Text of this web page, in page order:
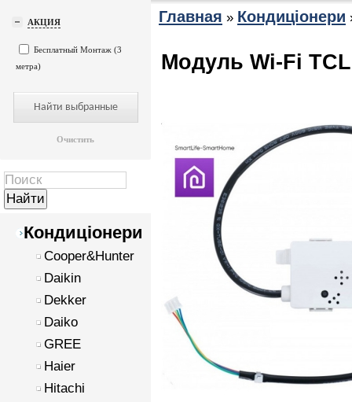
АКЦИЯ
Бесплатный Монтаж (3
метра)
Очистить
Кондиціонери
Cooper&Hunter
Daikin
Dekker
Daiko
GREE
Haier
Hitachi
Главная » Кондиціонери
Модуль Wi-Fi TCL